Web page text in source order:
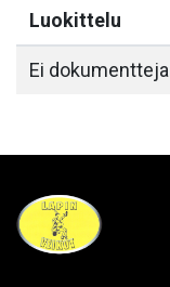
Luokittelu
Ei dokumentteja